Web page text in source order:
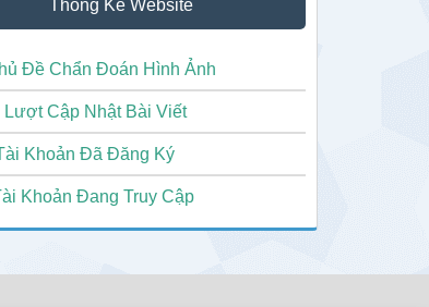
Thống Kê Website
Đề Chẩn Đoán Hình Ảnh
Lượt Cập Nhật Bài Viết
Khoản Đã Đăng Ký
Khoản Đang Truy Cập